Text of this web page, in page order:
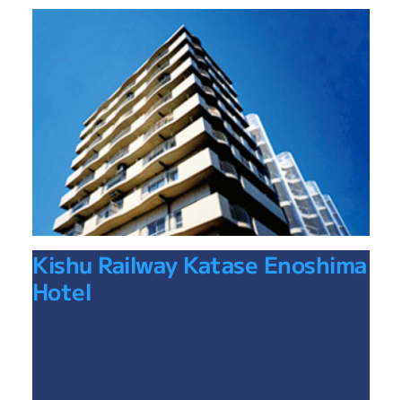
Kishu Railway Katase Enoshima
Hotel